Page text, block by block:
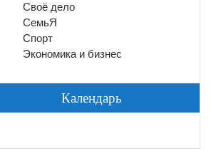
Своё дело
СемьЯ
Спорт
Экономика и бизнес
Календарь